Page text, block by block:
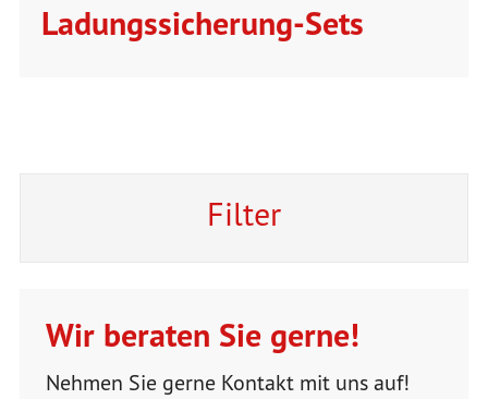
Ladungssicherung-Sets
Filter
Wir beraten Sie gerne!
Nehmen Sie gerne Kontakt mit uns auf!